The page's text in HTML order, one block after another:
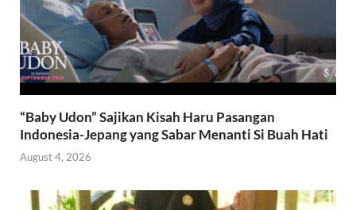
“Baby Udon” Sajikan Kisah Haru Pasangan
Indonesia-Jepang yang Sabar Menanti Si Buah Hati
August 4, 2026